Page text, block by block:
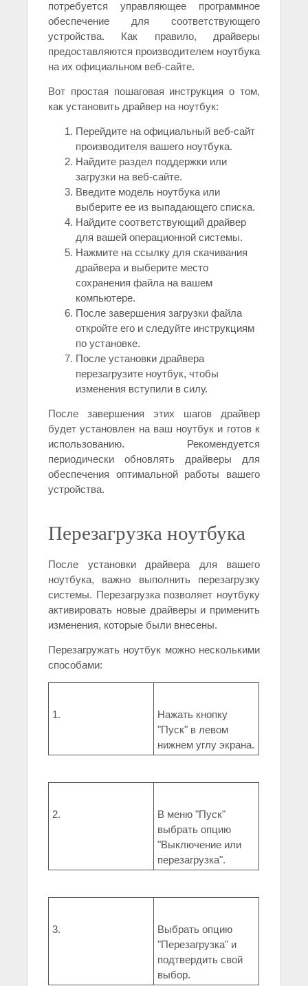
потребуется управляющее программное
обеспечение для соответствующего
устройства. Как правило, драйверы
предоставляются производителем ноутбука
на их официальном веб-сайте.
Вот простая пошаговая инструкция о том,
как установить драйвер на ноутбук:
Перейдите на официальный веб-сайт
производителя вашего ноутбука.
Найдите раздел поддержки или
загрузки на веб-сайте.
Введите модель ноутбука или
выберите ее из выпадающего списка.
Найдите соответствующий драйвер
для вашей операционной системы.
Нажмите на ссылку для скачивания
драйвера и выберите место
сохранения файла на вашем
компьютере.
После завершения загрузки файла
откройте его и следуйте инструкциям
по установке.
После установки драйвера
перезагрузите ноутбук, чтобы
изменения вступили в силу.
После завершения этих шагов драйвер
будет установлен на ваш ноутбук и готов к
использованию. Рекомендуется
периодически обновлять драйверы для
обеспечения оптимальной работы вашего
устройства.
Перезагрузка ноутбука
После установки драйвера для вашего
ноутбука, важно выполнить перезагрузку
системы. Перезагрузка позволяет ноутбуку
активировать новые драйверы и применить
изменения, которые были внесены.
Перезагружать ноутбук можно несколькими
способами:
1.
Нажать кнопку
"Пуск" в левом
нижнем углу экрана.
2.
В меню "Пуск"
выбрать опцию
"Выключение или
перезагрузка".
3.
Выбрать опцию
"Перезагрузка" и
подтвердить свой
выбор.